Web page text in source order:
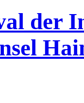
der